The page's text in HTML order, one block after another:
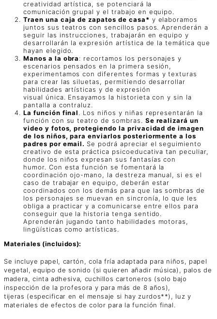
creatividad artística, se potenciará la
comunicación grupal y el trabajo en equipo.
Traen una caja de zapatos de casa* y elaboramos
juntos sus teatros con sencillos pasos. Aprenderán a
seguir las instrucciones, trabajarán en equipo y
desarrollarán la expresión artística de la temática que
hayan elegido.
Manos a la obra: recortamos los personajes y
escenarios pensados en la primera sesión,
experimentamos con diferentes formas y texturas
para crear las siluetas, permitiendo desarrollar
habilidades artísticas y de expresión
visual única. Ensayamos la historieta con y sin la
pantalla a contraluz.
La función final. Los niños y niñas representarán la
función con su teatro de sombras. Se realizará un
video y fotos, protegiendo la privacidad de imagen
de los niños, para enviarlos posteriormente a los
padres por email. Se podrá apreciar el seguimiento
creativo de esta práctica psicoeducativa tan peculiar,
donde los niños expresan sus fantasías con
humor. Con esta función se fomentará la
coordinación ojo-mano, la destreza manual, si es el
caso de trabajar en equipo, deberán estar
coordinados con los demás para que las sombras de
los personajes se muevan en sincronía, lo que les
obliga a practicar y a comunicarse entre ellos para
conseguir que la historia tenga sentido.
Aprenderán jugando tanto habilidades motoras,
lingüísticas como artísticas.
Materiales (incluidos):
Se incluye papel, cartón, cola fría adaptada para niños, papel
vegetal, equipo de sonido (si quieren añadir música), palos de
madera, cinta adhesiva, cuchillos cartoneros (solo bajo
inspección de la profesora y para más de 8 años),
tijeras (especificar en el mensaje si hay zurdos**), luz y
materiales de efectos de color para la función final.